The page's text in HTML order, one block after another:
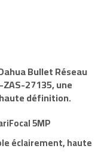
Bullet Réseau
27135, une
définition.
5MP
éclairement, haute